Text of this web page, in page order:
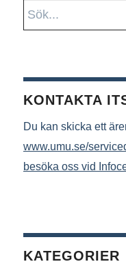
KONTAKTA
Du kan skicka ett
www.umu.se/
besöka oss vid
KATEGORIER